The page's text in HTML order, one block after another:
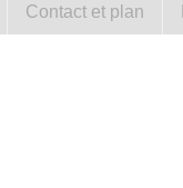
Contact et plan